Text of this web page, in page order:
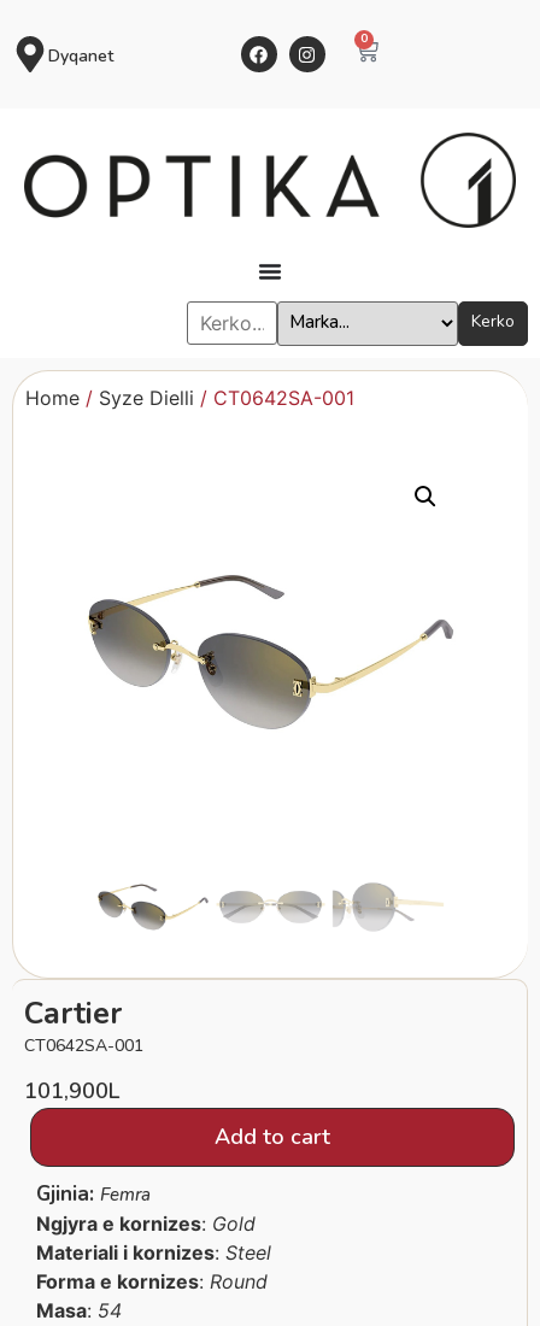
Dyqanet
0
Kerko
Home / Syze Dielli / CT0642SA-001
Cartier
CT0642SA-001
101,900L
Add to cart
Gjinia: Femra
Ngjyra e kornizes: Gold
Materiali i kornizes: Steel
Forma e kornizes: Round
Masa: 54